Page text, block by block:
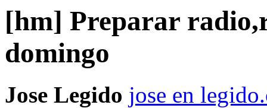
[hm] Preparar
domingo
Jose Legido jose en